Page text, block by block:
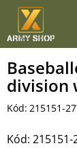
Přejít
obsah
division
Kód: 215151-
Kód: 215151-